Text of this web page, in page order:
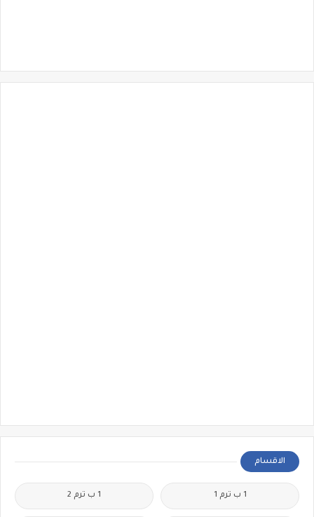
الاقسام
1 ب ترم 1 1 ب ترم 2